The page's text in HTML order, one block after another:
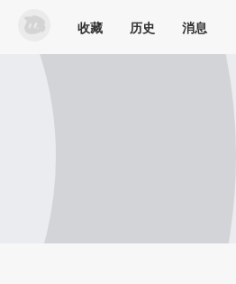
收藏 历史 消息